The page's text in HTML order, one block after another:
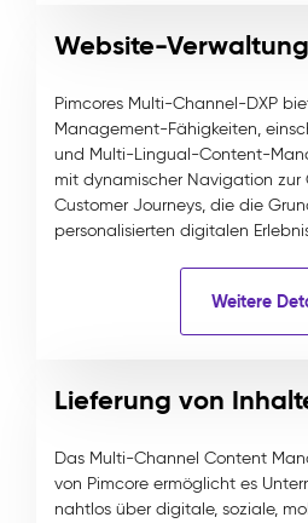
Website-Verwaltung
Pimcores Multi-Channel-DXP
Management-Fähigkeiten,
und Multi-Lingual-Content-
mit dynamischer Navigation zur
Customer Journeys, die die
personalisierten digitalen
Weitere
Lieferung von
Das Multi-Channel Content
von Pimcore ermöglicht es
nahtlos über digitale, soziale,